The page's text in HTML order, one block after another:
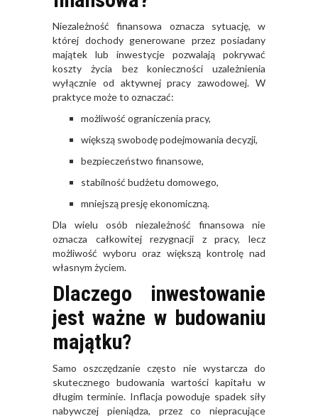
Niezależność finansowa oznacza sytuację, w
której dochody generowane przez posiadany
majątek lub inwestycje pozwalają pokrywać
koszty życia bez konieczności uzależnienia
wyłącznie od aktywnej pracy zawodowej. W
praktyce może to oznaczać:
możliwość ograniczenia pracy,
większą swobodę podejmowania decyzji,
bezpieczeństwo finansowe,
stabilność budżetu domowego,
mniejszą presję ekonomiczną.
Dla wielu osób niezależność finansowa nie
oznacza całkowitej rezygnacji z pracy, lecz
możliwość wyboru oraz większą kontrolę nad
własnym życiem.
Dlaczego inwestowanie
jest ważne w budowaniu
majątku?
Samo oszczędzanie często nie wystarcza do
skutecznego budowania wartości kapitału w
długim terminie. Inflacja powoduje spadek siły
nabywczej pieniądza, przez co niepracujące